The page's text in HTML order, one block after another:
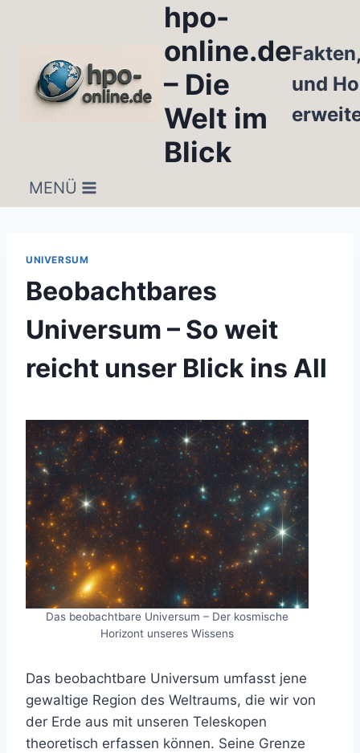
hpo-
online.de
– Die
Welt im
Blick
und
MENÜ
UNIVERSUM
Beobachtbares
Universum – So weit
reicht unser Blick ins All
Das beobachtbare Universum – Der kosmische
Horizont unseres Wissens
Das beobachtbare Universum umfasst jene
gewaltige Region des Weltraums, die wir von
der Erde aus mit unseren Teleskopen
theoretisch erfassen können. Seine Grenze